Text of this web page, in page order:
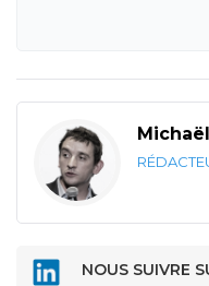
NOUS SUIVRE